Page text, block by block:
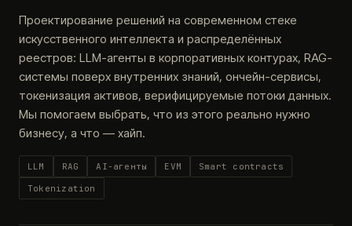
Проектирование решений на современном стеке
искусственного интеллекта и распределённых
реестров: LLM-агенты в корпоративных контурах, RAG-
системы поверх внутренних знаний, ончейн-сервисы,
токенизация активов, верифицируемые потоки данных.
Мы помогаем выбрать, что из этого реально нужно
бизнесу, а что — хайп.
LLM RAG AI-агенты EVM
Smart contracts
Tokenization